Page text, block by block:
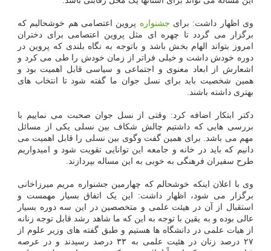
وی اظهار داشت: برای جشنواره پروین اعتصامی هم خوشحالیم که
برگزار می گردد تا چهره ای مثل پروین اعتصامی برای دختران
امروز بتواند الهام بخش باشد و باتوجه به نگاه بلندی که پروین در
دوره خودش داشت و خیلی فراتر از زمان خودش را طی می کرد و
اشعارش از ابعاد معنوی و اجتماعی و سیاسی قابل اهمیت بود و
همین شخصیت باید برای نسل جوان ما گفته شود تا انتخاب های
بهتری داشته باشند.
دکتر ابتکار اضافه کرد: وقتی از نسل جوان صحبت می نماییم با
بررسی هایی که داشتیم چالش شکاف بین نسلی یکی از مسائل
مهم می باشد. برای همین گفت وگوی بین نسلی را قابل اهمیت می
دانیم که باید در خانه و جامعه این توانایی تقویت شود و امیدواریم
طرح سفیران فرهنگی به خوبی به این مساله بپردازند.
وی با اعلان اینکه خوشحالم که چهارمین جشنواره مریم میرزاخانی
برگزار می شود، اظهار داشت: این یک اتفاق بسیار مهمست و
استقبال از آن در هیئت علمی و متخصصین در این سه دوره بسیار
عالی بوده و به یقین با توجه به این که ما شاهد رشد قابل توجه زنانه
از هیات علمی در دانشگاه ها هستیم و طبق گفته های وزیر علوم از
۲۷ درصد زنان در هئیت علمی به ۳۳ درصد رسیدند و در عرصه